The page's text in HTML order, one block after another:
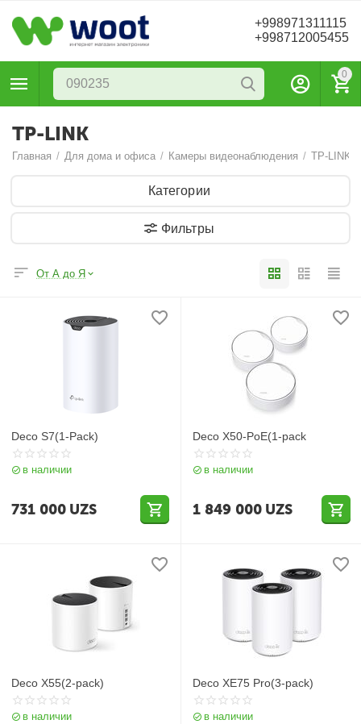
+998971311115
+998712005455
0
TP-LINK
Главная / Для дома и офиса / Камеры видеонаблюдения / TP-LINK
Категории
Фильтры
От А до Я
Deco S7(1-Pack)
в наличии
731 000 UZS
Deco X50-PoE(1-pack
в наличии
1 849 000 UZS
Deco X55(2-pack)
в наличии
Deco XE75 Pro(3-pack)
в наличии